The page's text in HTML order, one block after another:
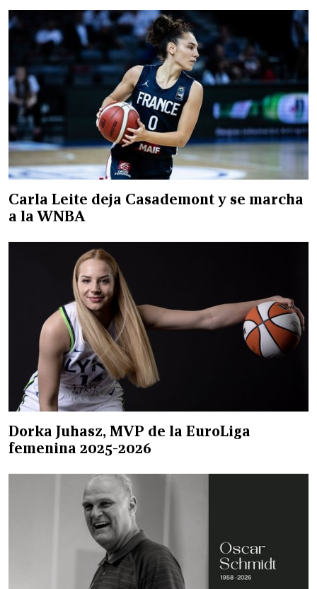
Carla Leite deja Casademont y se marcha
a la WNBA
Dorka Juhasz, MVP de la EuroLiga
femenina 2025-2026